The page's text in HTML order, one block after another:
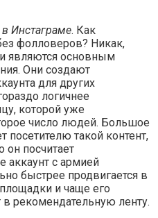
Инстаграме. Как
фолловеров? Никак,
являются основным
Они создают
для других
логичнее
которой уже
число людей. Большое
посетителю такой контент,
он посчитает
с армией
быстрее продвигается в
и чаще его
рекомендательную ленту.